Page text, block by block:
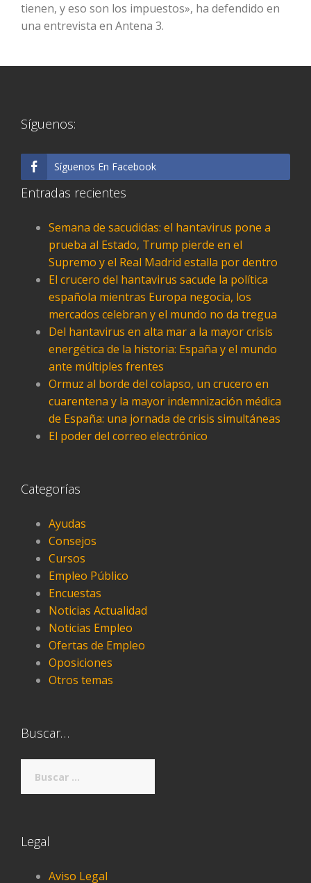
tienen, y eso son los impuestos», ha defendido en
una entrevista en Antena 3.
Síguenos:
Síguenos En Facebook
Entradas recientes
Semana de sacudidas: el hantavirus pone a
prueba al Estado, Trump pierde en el
Supremo y el Real Madrid estalla por dentro
El crucero del hantavirus sacude la política
española mientras Europa negocia, los
mercados celebran y el mundo no da tregua
Del hantavirus en alta mar a la mayor crisis
energética de la historia: España y el mundo
ante múltiples frentes
Ormuz al borde del colapso, un crucero en
cuarentena y la mayor indemnización médica
de España: una jornada de crisis simultáneas
El poder del correo electrónico
Categorías
Ayudas
Consejos
Cursos
Empleo Público
Encuestas
Noticias Actualidad
Noticias Empleo
Ofertas de Empleo
Oposiciones
Otros temas
Buscar…
Legal
Aviso Legal